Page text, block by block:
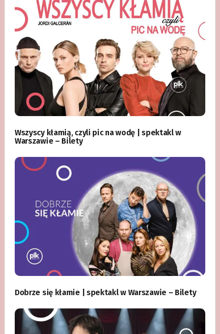
Wszyscy kłamią, czyli pic na wodę | spektakl w
Warszawie – Bilety
Dobrze się kłamie | spektakl w Warszawie – Bilety